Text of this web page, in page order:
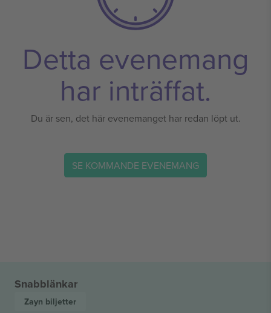
Detta evenemang
har inträffat.
Du är sen, det här evenemanget har redan löpt ut.
SE KOMMANDE EVENEMANG
Snabblänkar
Zayn biljetter